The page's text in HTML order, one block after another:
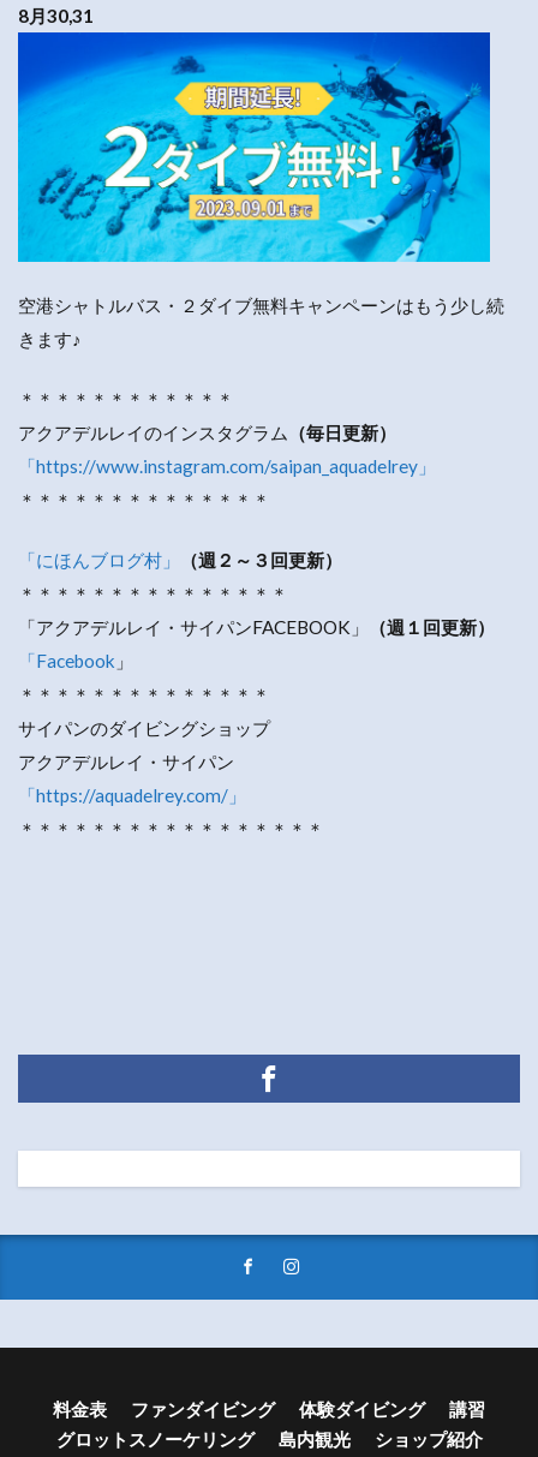
8月30,31
空港シャトルバス・２ダイブ無料キャンペーンはもう少し続
きます♪
＊＊＊＊＊＊＊＊＊＊＊＊
アクアデルレイのインスタグラム
（毎日更新）
「https://www.instagram.com/saipan_aquadelrey」
＊＊＊＊＊＊＊＊＊＊＊＊＊＊
「にほんブログ村」
（週２～３回更新）
＊＊＊＊＊＊＊＊＊＊＊＊＊＊＊
「アクアデルレイ・サイパンFACEBOOK」
（週１回更新）
「Facebook 」
＊＊＊＊＊＊＊＊＊＊＊＊＊＊
サイパンのダイビングショップ
アクアデルレイ・サイパン
「https://aquadelrey.com/」
＊＊＊＊＊＊＊＊＊＊＊＊＊＊＊＊＊
料金表 ファンダイビング 体験ダイビング
講習
グロットスノーケリング
島内観光 ショップ紹介